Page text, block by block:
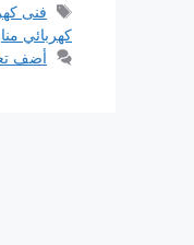
الوسوم
فنى
كهربائي
أضف